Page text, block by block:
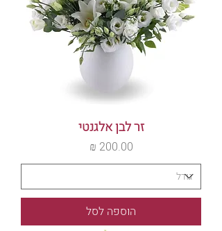
זר לבן אלגנטי
מחיר
הוספה לסל